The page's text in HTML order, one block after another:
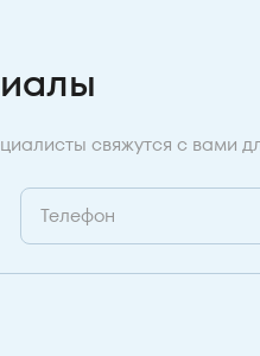
свяжутся с вами